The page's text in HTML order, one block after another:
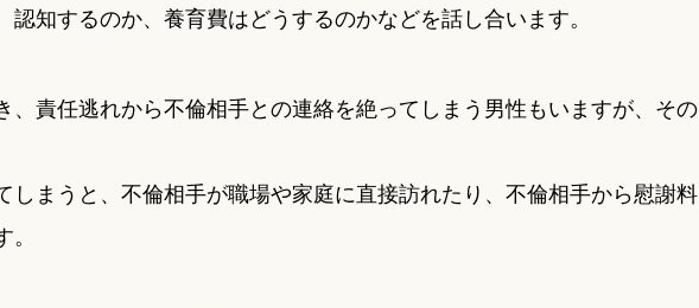
知するのか、養育費はどうするのかなどを話し合います。
、責任逃れから不倫相手との連絡を絶ってしまう男性もいますが、その
しまうと、不倫相手が職場や家庭に直接訪れたり、不倫相手から慰謝料